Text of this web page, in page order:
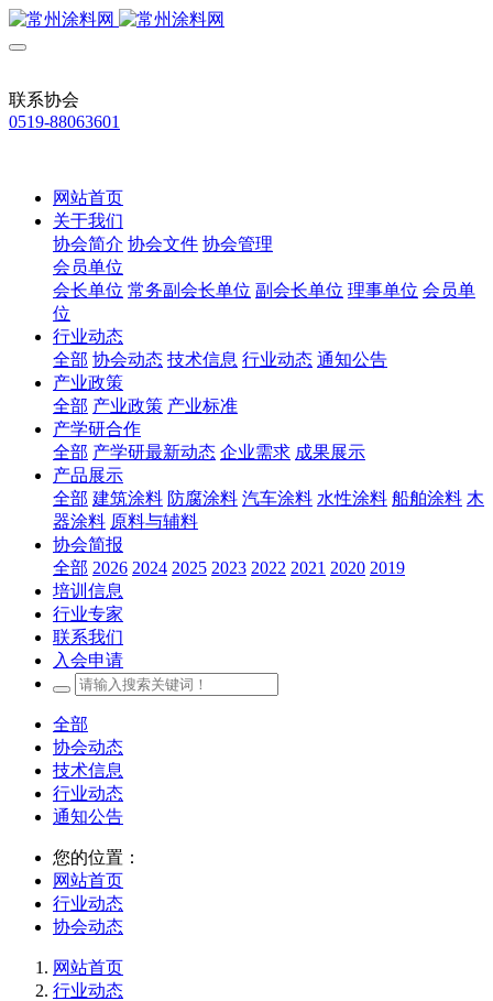
联系协会
0519-88063601
网站首页
关于我们
协会简介 协会文件 协会管理
会员单位
会长单位 常务副会长单位 副会长单位 理事单位 会员单
位
行业动态
全部 协会动态 技术信息 行业动态 通知公告
产业政策
全部 产业政策 产业标准
产学研合作
全部 产学研最新动态 企业需求 成果展示
产品展示
全部 建筑涂料 防腐涂料 汽车涂料 水性涂料 船舶涂料 木
器涂料 原料与辅料
协会简报
全部 2026 2024 2025 2023 2022 2021 2020 2019
培训信息
行业专家
联系我们
入会申请
全部
协会动态
技术信息
行业动态
通知公告
您的位置：
网站首页
行业动态
协会动态
网站首页
行业动态